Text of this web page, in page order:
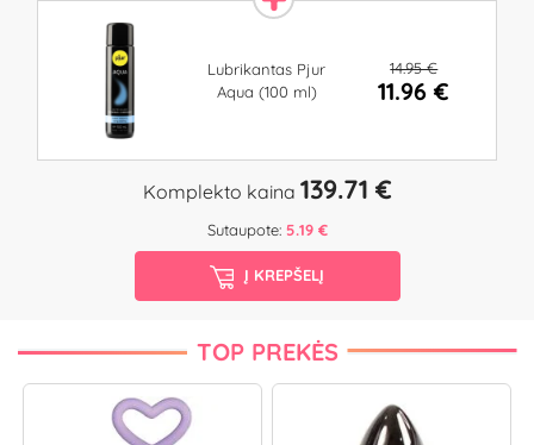
Lubrikantas Pjur
Aqua (100 ml)
14.95 €
11.96 €
Komplekto kaina 139.71 €
Sutaupote: 5.19 €
Į KREPŠELĮ
TOP PREKĖS